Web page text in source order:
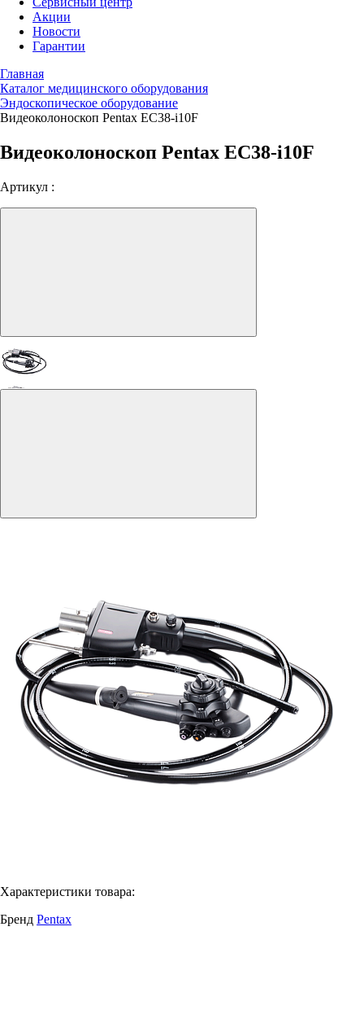
Акции
Новости
Гарантии
Главная
Каталог медицинского оборудования
Эндоскопическое оборудование
Видеоколоноскоп Pentax EC38-i10F
Видеоколоноскоп Pentax EC38-i10F
Артикул :
Характеристики товара:
Бренд Pentax